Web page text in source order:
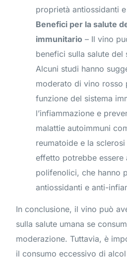
proprietà antiossidanti
Benefici per la salute
immunitario – Il vino
benefici sulla salute del
Alcuni studi hanno
moderato di vino rosso
funzione del sistema
l’infiammazione e
malattie autoimmuni
reumatoide e la
effetto potrebbe
polifenolici, che hanno
antiossidanti e anti-
In conclusione, il vino può
sulla salute umana se
moderazione. Tuttavia, è
il consumo eccessivo di